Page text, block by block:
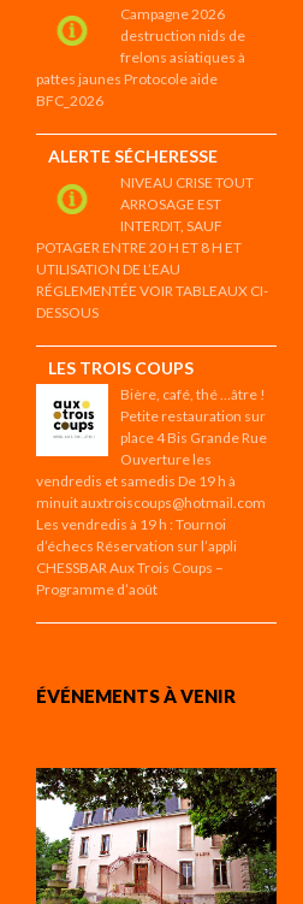
Campagne 2026
destruction nids de
frelons asiatiques à
pattes jaunes Protocole aide
BFC_2026
ALERTE SÉCHERESSE
NIVEAU CRISE TOUT
ARROSAGE EST
INTERDIT, SAUF
POTAGER ENTRE 20 H ET 8 H ET
UTILISATION DE L’EAU
RÉGLEMENTÉE VOIR TABLEAUX CI-
DESSOUS
LES TROIS COUPS
Bière, café, thé …âtre !
Petite restauration sur
place 4 Bis Grande Rue
Ouverture les
vendredis et samedis De 19 h à
minuit auxtroiscoups@hotmail.com
Les vendredis à 19 h : Tournoi
d’échecs Réservation sur l’appli
CHESSBAR Aux Trois Coups –
Programme d’août
ÉVÉNEMENTS À VENIR